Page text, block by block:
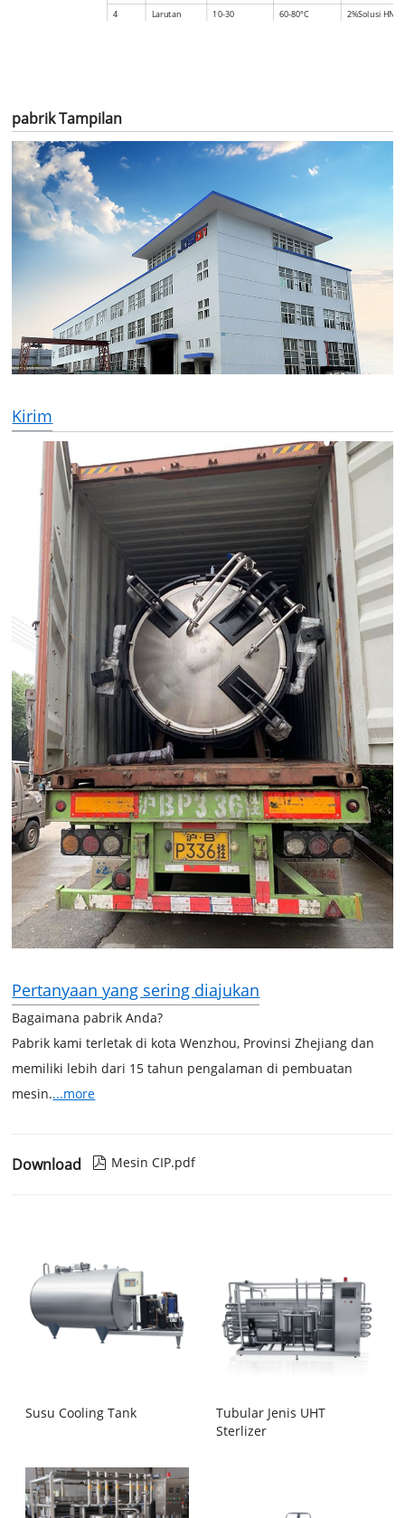
4
Larutan
10-30 60-80°C 2%Solusi
pabrik Tampilan
Kirim
Pertanyaan yang sering diajukan
Bagaimana pabrik Anda?
Pabrik kami terletak di kota Wenzhou, Provinsi Zhejiang dan
memiliki lebih dari 15 tahun pengalaman di pembuatan
mesin....more
Download  Mesin CIP.pdf
Susu Cooling Tank
Tubular Jenis UHT
Sterlizer